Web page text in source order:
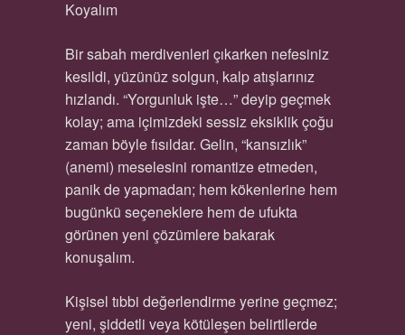
Koyalım
Bir sabah merdivenleri çıkarken nefesiniz
kesildi, yüzünüz solgun, kalp atışlarınız
hızlandı. “Yorgunluk işte…” deyip geçmek
kolay; ama içimizdeki sessiz eksiklik çoğu
zaman böyle fısıldar. Gelin, “kansızlık”
(anemi) meselesini romantize etmeden,
panik de yapmadan; hem kökenlerine hem
bugünkü seçeneklere hem de ufukta
görünen yeni çözümlere bakarak
konuşalım.
Kişisel tıbbi değerlendirme yerine geçmez;
yeni, şiddetli veya kötüleşen belirtilerde